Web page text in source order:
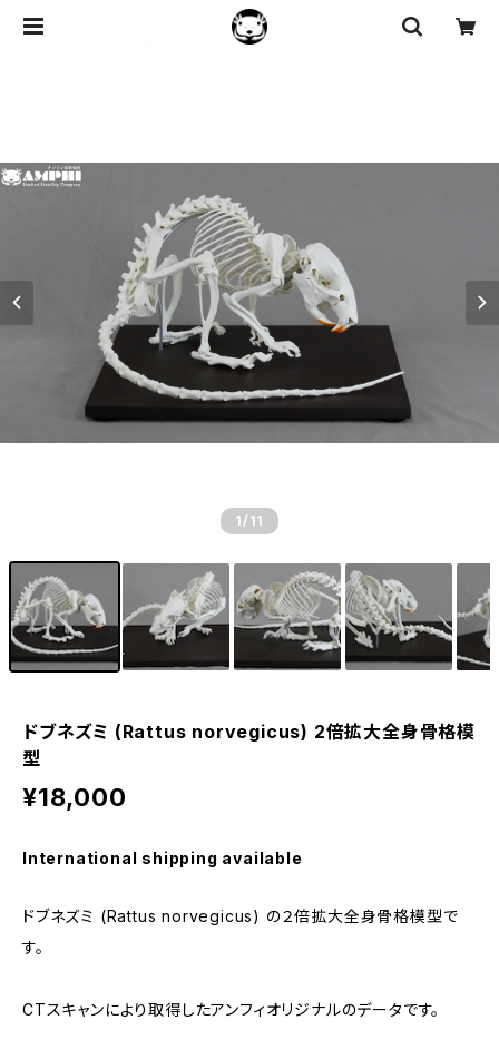
1 /11
ドブネズミ (Rattus norvegicus) 2倍拡大全身骨格模
型
¥18,000
International shipping available
ドブネズミ (Rattus norvegicus) の２倍拡大全身骨格模型で
す。
CTスキャンにより取得したアンフィオリジナルのデータです。